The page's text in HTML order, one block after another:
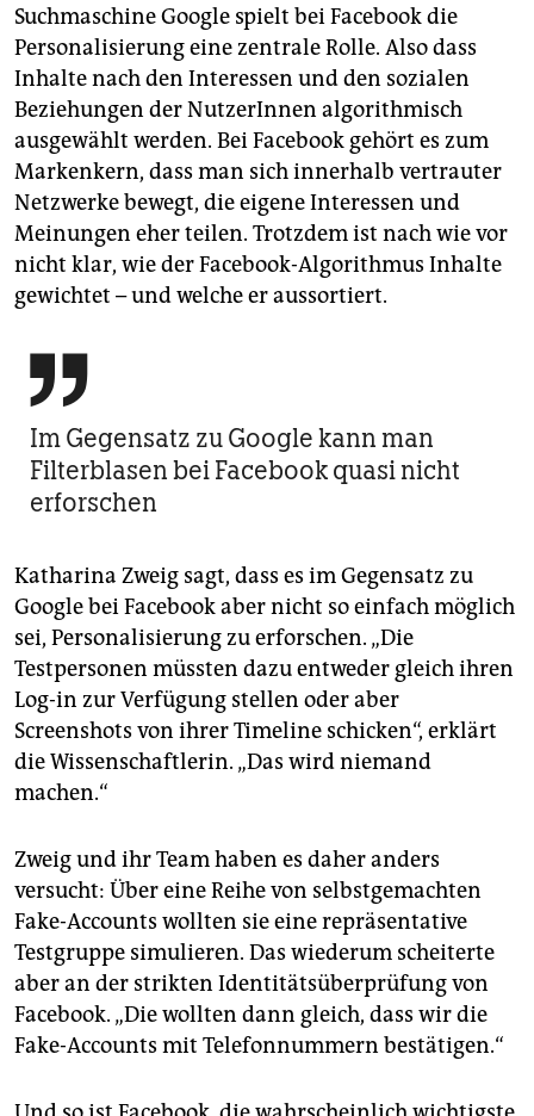
Suchmaschine Google spielt bei Facebook die
Personalisierung eine zentrale Rolle. Also dass
Inhalte nach den Interessen und den sozialen
Beziehungen der NutzerInnen algorithmisch
ausgewählt werden. Bei Facebook gehört es zum
Markenkern, dass man sich innerhalb vertrauter
Netzwerke bewegt, die eigene Interessen und
Meinungen eher teilen. Trotzdem ist nach wie vor
nicht klar, wie der Facebook-Algorithmus Inhalte
gewichtet – und welche er aussortiert.

Im Gegensatz zu Google kann man
Filterblasen bei Facebook quasi nicht
erforschen
Katharina Zweig sagt, dass es im ­Gegensatz zu
Google bei Facebook aber nicht so einfach möglich
sei, Personalisierung zu erforschen. „Die
Testpersonen müssten dazu entweder gleich ihren
Log-in zur Verfügung stellen oder aber
Screenshots von ihrer Timeline schicken“, erklärt
die Wissenschaftlerin. „Das wird niemand
machen.“
Zweig und ihr Team haben es daher anders
versucht: Über eine Reihe von selbstgemachten
Fake-Accounts wollten sie eine repräsentative
Testgruppe simulieren. Das wiederum scheiterte
aber an der strikten Identitätsüberprüfung von
Facebook. „Die wollten dann gleich, dass wir die
Fake-Accounts mit Telefonnummern bestätigen.“